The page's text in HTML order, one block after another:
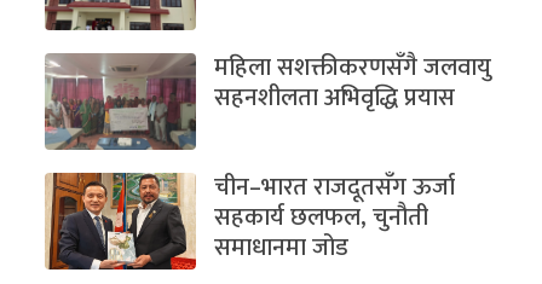
महिला सशक्तीकरणसँगै जलवायु
सहनशीलता अभिवृद्धि प्रयास
चीन–भारत राजदूतसँग ऊर्जा
सहकार्य छलफल, चुनौती
समाधानमा जोड